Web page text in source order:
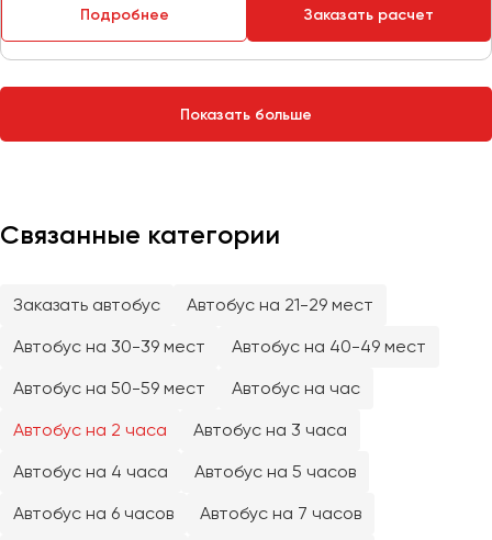
Подробнее Заказать расчет
Показать больше
Связанные категории
Заказать автобус
Автобус на 21-29 мест
Автобус на 30-39 мест
Автобус на 40-49 мест
Автобус на 50-59 мест
Автобус на час
Автобус на 2 часа
Автобус на 3 часа
Автобус на 4 часа
Автобус на 5 часов
Автобус на 6 часов
Автобус на 7 часов
Тверь
Тольятти
Улан-Удэ
Уфа
Феодосия
Чебоксары
Челябинск